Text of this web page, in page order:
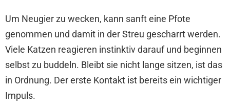
Um Neugier zu wecken, kann sanft eine Pfote
genommen und damit in der Streu gescharrt werden.
Viele Katzen reagieren instinktiv darauf und beginnen
selbst zu buddeln. Bleibt sie nicht lange sitzen, ist das
in Ordnung. Der erste Kontakt ist bereits ein wichtiger
Impuls.